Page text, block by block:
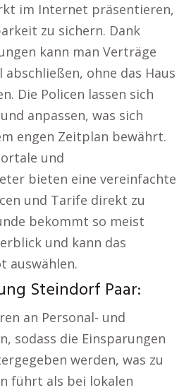
im Internet präsentieren,
zu sichern. Dank
kann man Verträge
ohne das Haus
Die Policen lassen sich
anpassen, was sich
engen Zeitplan bewährt.
und
bieten eine vereinfachte
und Tarife direkt zu
bekommt so meist
und kann das
auswählen.
Steindorf Paar:
an Personal- und
sodass die Einsparungen
werden, was zu
führt als bei lokalen